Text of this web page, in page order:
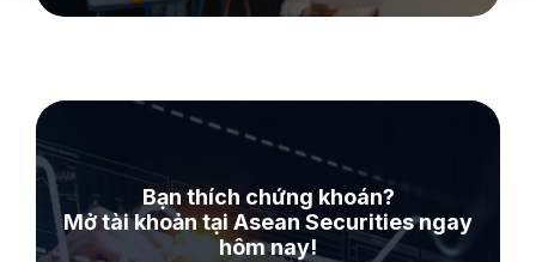
Bạn thích chứng khoán?
Mở tài khoản tại Asean Securities ngay
hôm nay!